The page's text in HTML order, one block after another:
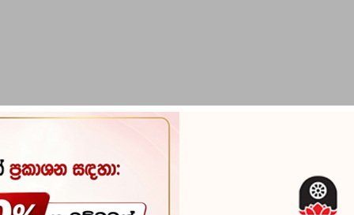
PIRIKARA BUDDHA STATUES RITUAL ITEMS &